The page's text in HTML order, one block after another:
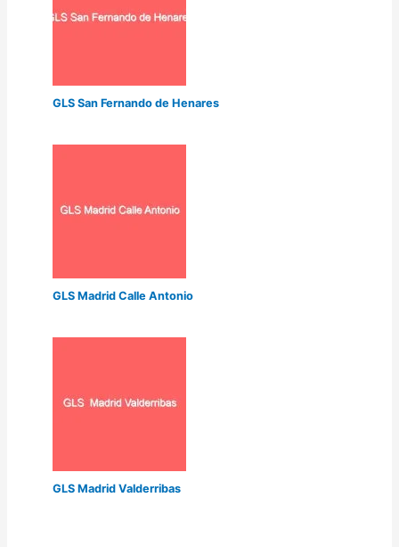
GLS San Fernando de Henares
GLS Madrid Calle Antonio
GLS Madrid Valderribas